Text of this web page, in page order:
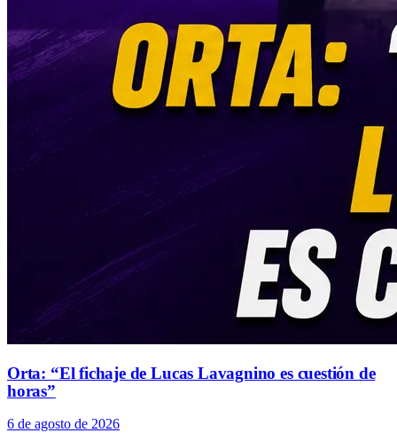
Orta: “El fichaje de Lucas Lavagnino es cuestión de
horas”
6 de agosto de 2026